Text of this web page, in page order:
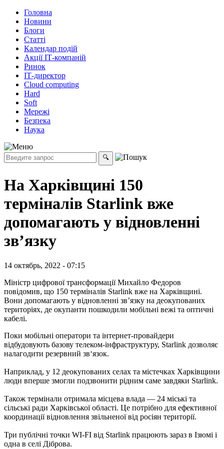
Головна
Новини
Блоги
Статті
Календар подій
Акції ІТ-компаній
Ринок
ІТ-директор
Cloud computing
Hard
Soft
Мережі
Безпека
Наука
На Харківщині 150
терміналів Starlink вже
допомагають у відновленні
звʼязку
14 октябрь, 2022 - 07:15
Міністр цифрової трансформації Михайло Федоров
повідомив, що 150 терміналів Starlink вже на Харківщині.
Вони допомагають у відновленні звʼязку на деокупованих
територіях, де окупанти пошкодили мобільні вежі та оптичні
кабелі.
Поки мобільні оператори та інтернет-провайдери
відбудовують базову телеком-інфраструктуру, Starlink дозволяє
налагодити резервний зв‘язок.
Наприклад, у 12 деокупованих селах та містечках Харківщини
люди вперше змогли подзвонити рідним саме завдяки Starlink.
Також термінали отримала місцева влада — 24 міські та
сільські ради Харківської області. Це потрібно для ефективної
координації відновлення звільненої від росіян території.
Три публічні точки WI-FI від Starlink працюють зараз в Ізюмі і
одна в селі Діброва.